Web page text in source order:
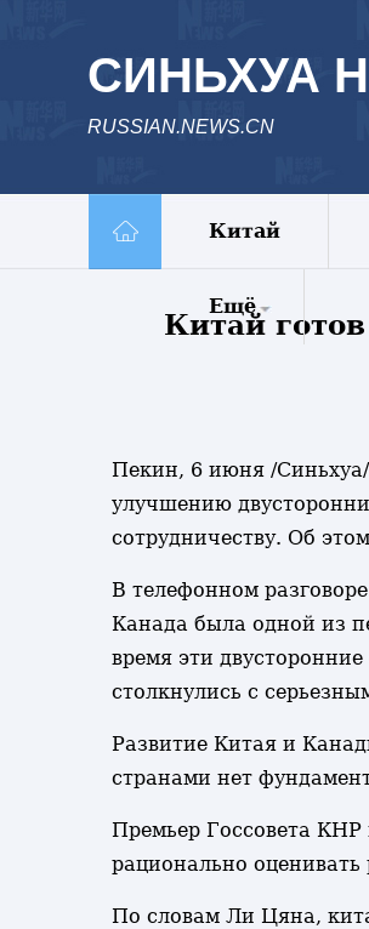
СИНЬХУА
RUSSIAN.NEWS.CN
Китай
Ещё
Фото
Спецрепортажи
Пояс и путь
Китай
Пекин, 6 июня /Синьхуа/
улучшению
сотрудничеству. Об
В телефонном
Канада была одной из
время эти
столкнулись с
Развитие Китая и
странами нет
Премьер Госсовета КНР
рационально
По словам Ли Цяна,